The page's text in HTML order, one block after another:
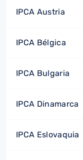
IPCA Austria
IPCA Bélgica
IPCA Bulgaria
IPCA Dinamarca
IPCA Eslovaquia